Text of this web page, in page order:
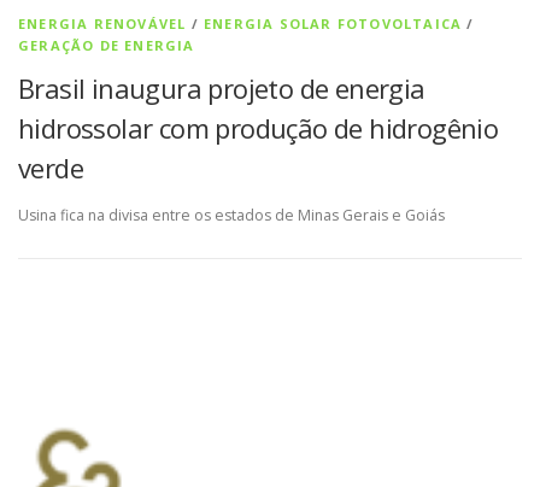
ENERGIA RENOVÁVEL / ENERGIA SOLAR FOTOVOLTAICA /
GERAÇÃO DE ENERGIA
Brasil inaugura projeto de energia
hidrossolar com produção de hidrogênio
verde
Usina fica na divisa entre os estados de Minas Gerais e Goiás